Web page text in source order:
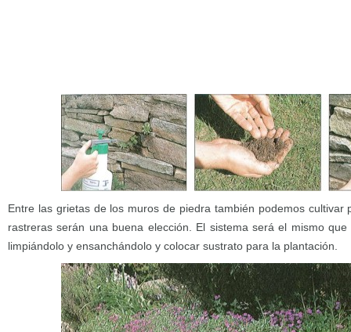
Entre las grietas de los muros de piedra también podemos cultivar
rastreras serán una buena elección. El sistema será el mismo
limpiándolo y ensanchándolo y colocar sustrato para la plantación.